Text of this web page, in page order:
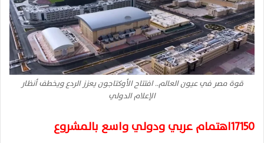
قوة مصر في عيون العالم.. افتتاح الأوكتاجون يعزز الردع ويخطف أنظار
الإعلام الدولي
17150اهتمام عربي ودولي واسع بالمشروع